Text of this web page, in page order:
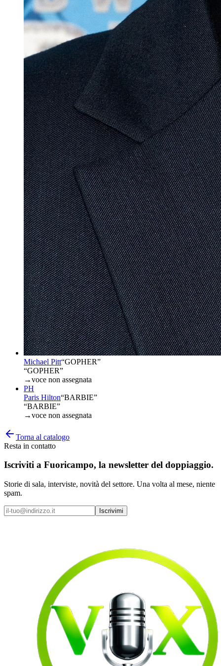
Michael Pitt“GOPHER”
“GOPHER”
→voce non assegnata
PH
Paris Hilton“BARBIE”
“BARBIE”
→voce non assegnata
Torna al catalogo
Resta in contatto
Iscriviti a Fuoricampo, la newsletter del doppiaggio.
Storie di sala, interviste, novità del settore. Una volta al mese, niente
spam.
Iscrivimi